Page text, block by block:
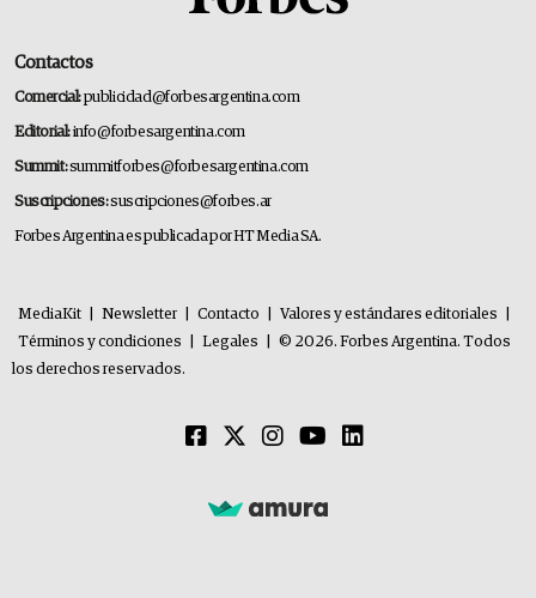
Contactos
Comercial:publicidad@forbesargentina.com
Editorial:info@forbesargentina.com
Summit:summitforbes@forbesargentina.com
Suscripciones:suscripciones@forbes.ar
Forbes Argentina es publicada por HT Media SA.
MediaKit Newsletter Contacto Valores y estándares editoriales
Términos y condiciones
Legales
© 2026. Forbes Argentina. Todos
los derechos reservados.